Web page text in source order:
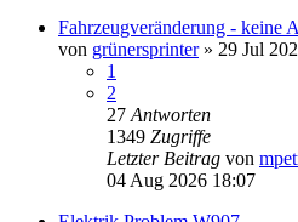
Fahrzeugveränderung - keine
von grünersprinter» 29 Jul
1
2
27 Antworten
1349 Zugriffe
Letzter Beitrag von
04 Aug 2026 18:07